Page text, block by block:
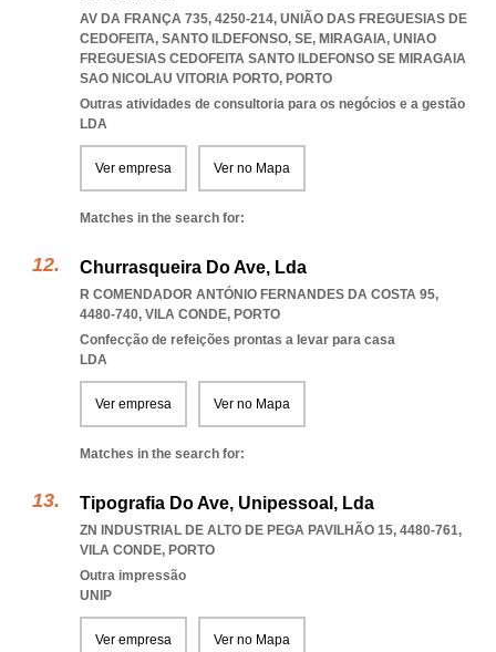
AV DA FRANÇA 735, 4250-214, UNIÃO DAS FREGUESIAS DE
CEDOFEITA, SANTO ILDEFONSO, SE, MIRAGAIA, UNIAO
FREGUESIAS CEDOFEITA SANTO ILDEFONSO SE MIRAGAIA
SAO NICOLAU VITORIA PORTO, PORTO
Outras atividades de consultoria para os negócios e a gestão
LDA
Ver empresa Ver no Mapa
Matches in the search for:
Churrasqueira Do Ave, Lda
R COMENDADOR ANTÓNIO FERNANDES DA COSTA 95,
4480-740, VILA CONDE, PORTO
Confecção de refeições prontas a levar para casa
LDA
Ver empresa Ver no Mapa
Matches in the search for:
Tipografia Do Ave, Unipessoal, Lda
ZN INDUSTRIAL DE ALTO DE PEGA PAVILHÃO 15, 4480-761,
VILA CONDE, PORTO
Outra impressão
UNIP
Ver empresa Ver no Mapa